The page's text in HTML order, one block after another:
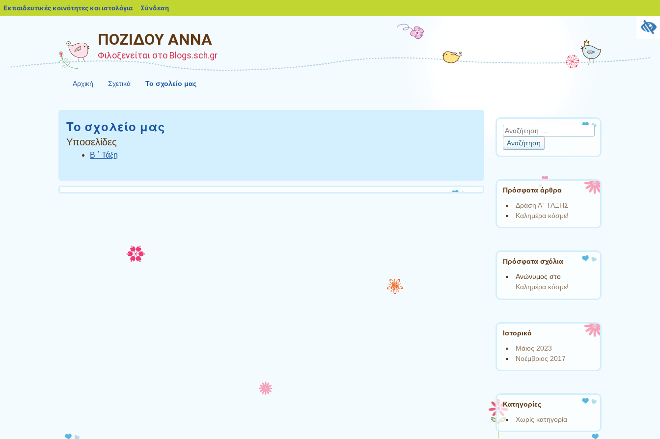
ΠΟΖΙΔΟΥ ΑΝΝΑ
Φιλοξενείται στο Blogs.sch.gr
Αρχική Σχετικά Το σχολείο μας
Το σχολείο μας
Υποσελίδες
Β ΄ Τάξη
Αναζήτηση
Πρόσφατα άρθρα
Δράση Α΄ ΤΑΞΗΣ
Καλημέρα κόσμε!
Πρόσφατα σχόλια
Ανώνυμος στο
Καλημέρα κόσμε!
Ιστορικό
Μάιος 2023
Νοέμβριος 2017
Kατηγορίες
Χωρίς κατηγορία
Εκπαιδευτικές κοινότητες και ιστολόγια blogs.sch.gr
Σύνδεση